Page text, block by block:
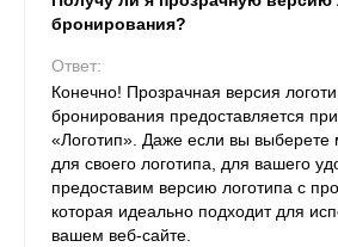
бронирования?
Ответ:
Конечно! Прозрачная версия
бронирования предоставляется
«Логотип». Даже если вы
для своего логотипа, для вашего
предоставим версию логотипа с
которая идеально подходит для
вашем веб-сайте.